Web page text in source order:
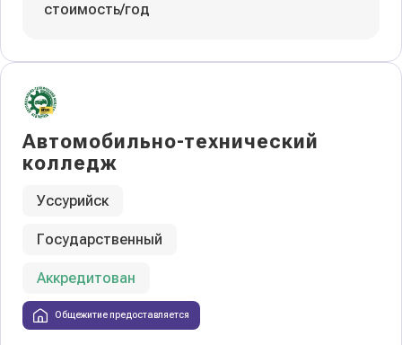
стоимость/год
Автомобильно-технический
колледж
Уссурийск
Государственный
Аккредитован
Общежитие предоставляется